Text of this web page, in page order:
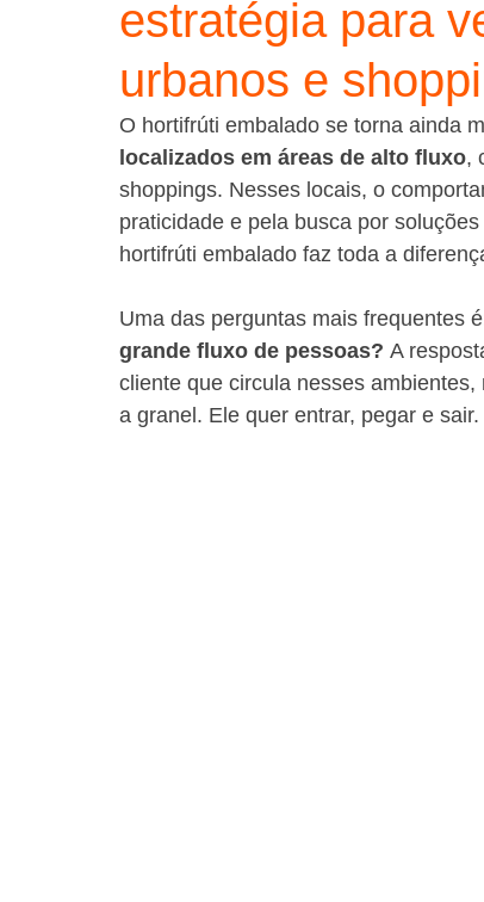
estratégia para
urbanos e
O hortifrúti embalado se torna ainda
localizados em áreas de alto fluxo,
shoppings. Nesses locais, o
praticidade e pela busca por
hortifrúti embalado faz toda a
Uma das perguntas mais frequentes
grande fluxo de pessoas? A
cliente que circula nesses
a granel. Ele quer entrar, pegar e sair.